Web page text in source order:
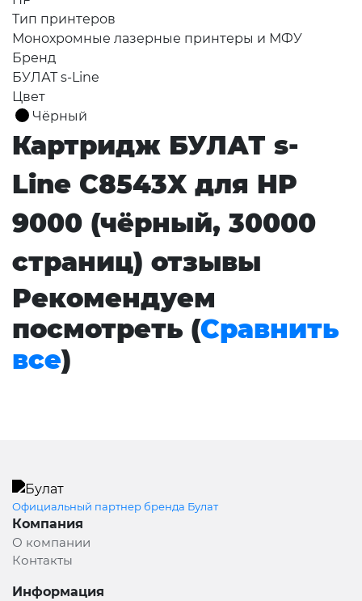
Тип принтеров
Монохромные лазерные принтеры и МФУ
Бренд
БУЛАТ s-Line
Цвет
Чёрный
Картридж БУЛАТ s-
Line C8543X для HP
9000 (чёрный, 30000
страниц) отзывы
Рекомендуем
посмотреть (Сравнить
все)
Официальный партнер бренда Булат
Компания
О компании
Контакты
Информация